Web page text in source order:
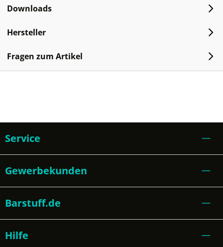
Downloads
Hersteller
Fragen zum Artikel
Service
Gewerbekunden
Barstuff.de
Hilfe